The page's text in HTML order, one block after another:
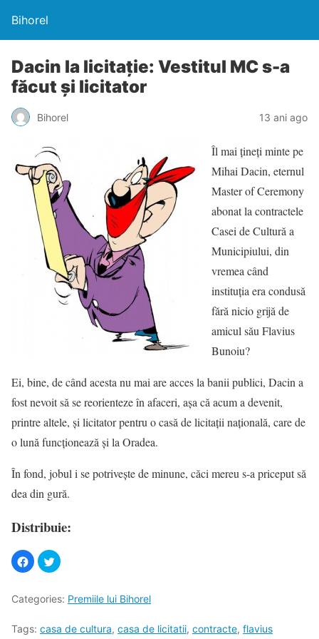
Bihorel
Dacin la licitaţie: Vestitul MC s-a
făcut şi licitator
Bihorel 13 ani ago
Îl mai ţineţi minte pe
Mihai Dacin, eternul
Master of Ceremony
abonat la contractele
Casei de Cultură a
Municipiului, din
vremea când
instituţia era condusă
fără nicio grijă de
amicul său Flavius
Bunoiu?
Ei, bine, de când acesta nu mai are acces la banii publici, Dacin a
fost nevoit să se reorienteze în afaceri, aşa că acum a devenit,
printre altele, şi licitator pentru o casă de licitaţii naţională, care de
o lună funcţionează şi la Oradea.
În fond, jobul i se potriveşte de minune, căci mereu s-a priceput să
dea din gură.
Distribuie:
Categories: Premiile lui Bihorel
Tags: casa de cultura, casa de licitatii, contracte, flavius